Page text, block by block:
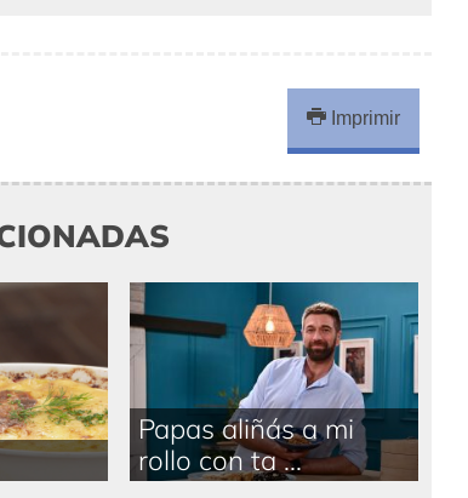
Imprimir
Papas aliñás a mi
rollo con ta ...